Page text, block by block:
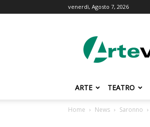
venerdì, Agosto 7, 2026
ARTE TEATRO
Home News Saronno